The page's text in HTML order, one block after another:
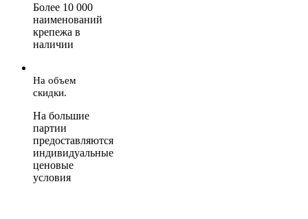
Более 10 000
наименований
крепежа в
наличии
На объем
скидки.
На большие
партии
предоставляются
индивидуальные
ценовые
условия